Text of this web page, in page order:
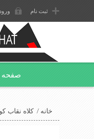
ثبت نام
صفحه
خانه / کلاه نقاب